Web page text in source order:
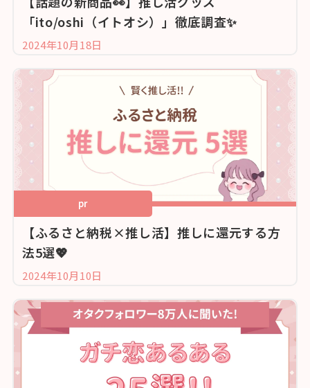
「ito/oshi（イトオシ）」徹底調査✨
2024年10月18日
pr
【ふるさと納税×推し活】推しに還元する方
法5選💖
2024年10月10日